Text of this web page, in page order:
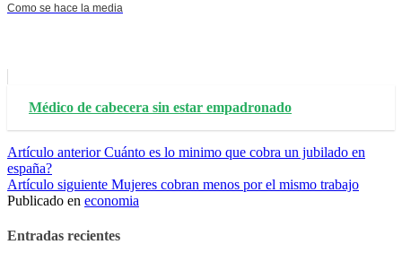
Como se hace la media
Médico de cabecera sin estar empadronado
Seguir
leyendo
Artículo anteriorCuánto es lo minimo que cobra un jubilado en
españa?
Artículo siguiente Mujeres cobran menos por el mismo trabajo
Publicado en economia
Entradas recientes